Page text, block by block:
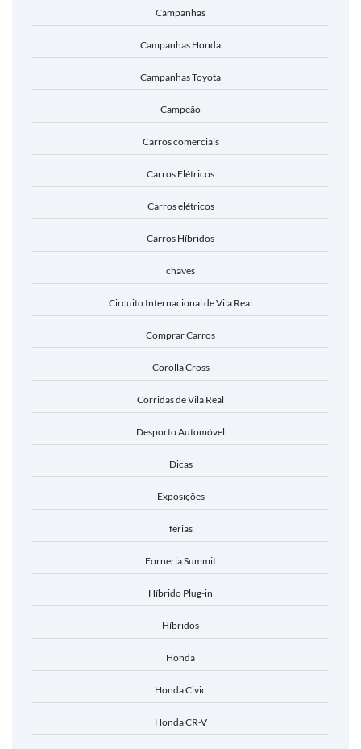
Campanhas
Campanhas Honda
Campanhas Toyota
Campeão
Carros comerciais
Carros Elétricos
Carros elétricos
Carros Híbridos
chaves
Circuito Internacional de Vila Real
Comprar Carros
Corolla Cross
Corridas de Vila Real
Desporto Automóvel
Dicas
Exposições
ferias
Forneria Summit
Híbrido Plug-in
Híbridos
Honda
Honda Civic
Honda CR-V